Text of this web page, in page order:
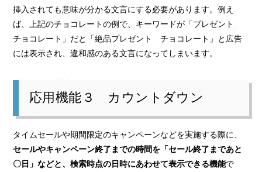
挿入されても意味が分かる文言にする必要があります。例え
ば、上記のチョコレートの例で、キーワードが「プレゼント
チョコレート」だと「絶品プレゼント チョコレート」と広告
には表示され、違和感のある文言になってしまいます。
応用機能３ カウントダウン
タイムセールや期間限定のキャンペーンなどを実施する際に、
セールやキャンペーン終了までの時間を「セール終了まであと
〇日」などと、検索時点の日時にあわせて表示できる機能で